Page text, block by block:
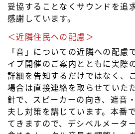
妥協することなくサウンドを追
感謝しています。
＜近隣住民への配慮＞
「音」についての近隣への配慮
イブ開催のご案内とともに実際
詳細を告知するだけではなく、
場合は直接連絡を取らせていた
針で、スピーカーの向き、遮音
夫し対策を講じています。本番
てきますので、デシベルメータ